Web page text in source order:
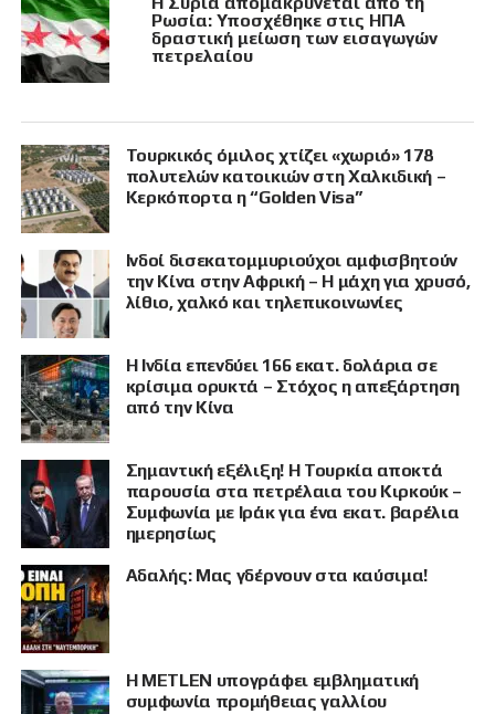
Ρωσία: Υποσχέθηκε στις ΗΠΑ
δραστική μείωση των εισαγωγών
πετρελαίου
Τουρκικός όμιλος χτίζει «χωριό» 178
πολυτελών κατοικιών στη Χαλκιδική –
Κερκόπορτα η “Golden Visa”
Ινδοί δισεκατομμυριούχοι αμφισβητούν
την Κίνα στην Αφρική – Η μάχη για χρυσό,
λίθιο, χαλκό και τηλεπικοινωνίες
Η Ινδία επενδύει 166 εκατ. δολάρια σε
κρίσιμα ορυκτά – Στόχος η απεξάρτηση
από την Κίνα
Σημαντική εξέλιξη! Η Τουρκία αποκτά
παρουσία στα πετρέλαια του Κιρκούκ –
Συμφωνία με Ιράκ για ένα εκατ. βαρέλια
ημερησίως
Αδαλής: Μας γδέρνουν στα καύσιμα!
Η METLEN υπογράφει εμβληματική
συμφωνία προμήθειας γαλλίου